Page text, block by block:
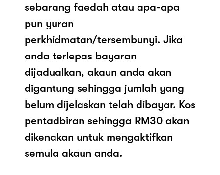
sebarang faedah atau apa-apa
pun yuran
perkhidmatan/tersembunyi. Jika
anda terlepas bayaran
dijadualkan, akaun anda akan
digantung sehingga jumlah yang
belum dijelaskan telah dibayar. Kos
pentadbiran sehingga RM30 akan
dikenakan untuk mengaktifkan
semula akaun anda.